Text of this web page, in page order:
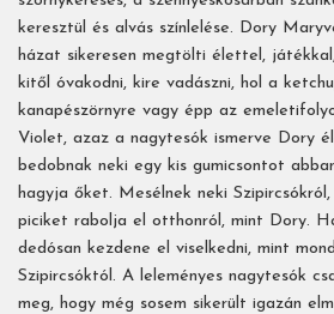
keresztül és alvás színlelése. Dory
házat sikeresen megtölti élettel,
kitől óvakodni, kire vadászni, hol a
kanapészörnyre vagy épp az
Violet, azaz a nagytesók ismerve Dory
bedobnak neki egy kis gumicsontot
hagyja őket. Mesélnek neki
piciket rabolja el otthonról, mint Dory.
dedósan kezdene el viselkedni, mint
Szipircsóktól. A leleményes nagytesók
meg, hogy még sosem sikerült igazán